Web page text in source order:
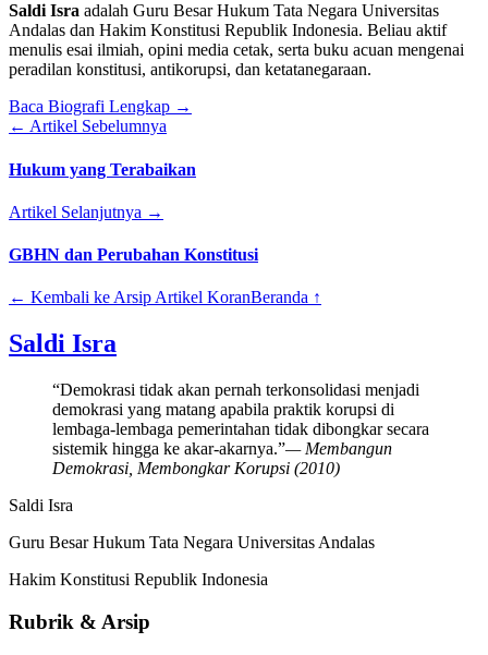
Saldi Isra adalah Guru Besar Hukum Tata Negara Universitas
Andalas dan Hakim Konstitusi Republik Indonesia. Beliau aktif
menulis esai ilmiah, opini media cetak, serta buku acuan mengenai
peradilan konstitusi, antikorupsi, dan ketatanegaraan.
Baca Biografi Lengkap →
← Artikel Sebelumnya
Hukum yang Terabaikan
Artikel Selanjutnya →
GBHN dan Perubahan Konstitusi
← Kembali ke Arsip Artikel KoranBeranda ↑
Saldi Isra
“Demokrasi tidak akan pernah terkonsolidasi menjadi
demokrasi yang matang apabila praktik korupsi di
lembaga-lembaga pemerintahan tidak dibongkar secara
sistemik hingga ke akar-akarnya.”— Membangun
Demokrasi, Membongkar Korupsi (2010)
Saldi Isra
Guru Besar Hukum Tata Negara Universitas Andalas
Hakim Konstitusi Republik Indonesia
Rubrik & Arsip